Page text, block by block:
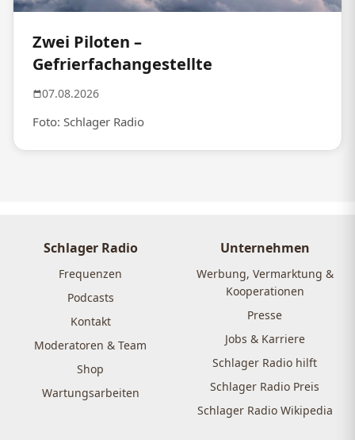
Zwei Piloten –
Gefrierfachangestellte
07.08.2026
Foto: Schlager Radio
Schlager Radio
Frequenzen
Podcasts
Kontakt
Moderatoren & Team
Shop
Wartungsarbeiten
Unternehmen
Werbung, Vermarktung &
Kooperationen
Presse
Jobs & Karriere
Schlager Radio hilft
Schlager Radio Preis
Schlager Radio Wikipedia